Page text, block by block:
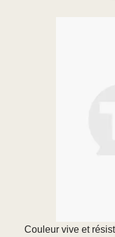
Couleur vive et